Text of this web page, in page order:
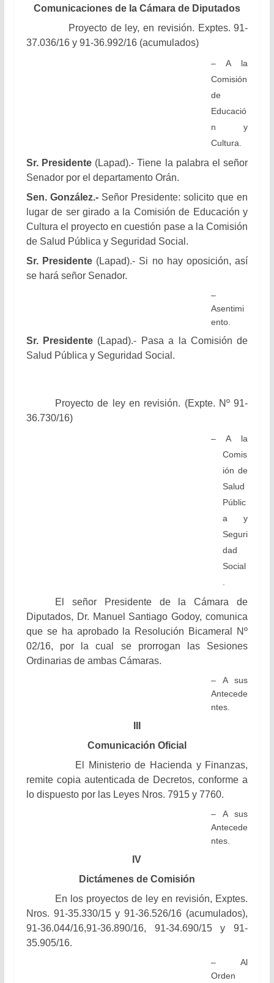
Comunicaciones de la Cámara de Diputados
Proyecto de ley, en revisión. Exptes. 91-
37.036/16 y 91-36.992/16 (acumulados)
– A la
Comisión
de
Educació
n y
Cultura.
Sr. Presidente(Lapad).- Tiene la palabra el señor
Senador por el departamento Orán.
Sen. González.-Señor Presidente: solicito que en
lugar de ser girado a la Comisión de Educación y
Cultura el proyecto en cuestión pase a la Comisión
de Salud Pública y Seguridad Social.
Sr. Presidente(Lapad).- Si no hay oposición, así
se hará señor Senador.
–
Asentimi
ento.
Sr. Presidente (Lapad).- Pasa a la Comisión de
Salud Pública y Seguridad Social.
Proyecto de ley en revisión. (Expte. Nº 91-
36.730/16)
– A la
Comis
ión de
Salud
Públic
a y
Seguri
dad
Social
El señor Presidente de la Cámara de
Diputados, Dr. Manuel Santiago Godoy, comunica
que se ha aprobado la Resolución Bicameral Nº
02/16, por la cual se prorrogan las Sesiones
Ordinarias de ambas Cámaras.
– A sus
Antecede
ntes.
Comunicación Oficial
El Ministerio de Hacienda y Finanzas,
remite copia autenticada de Decretos,conforme a
lo dispuesto por las Leyes Nros. 7915 y 7760.
– A sus
Antecede
ntes.
IV
Dictámenes de Comisión
En los proyectos de ley en revisión, Exptes.
Nros. 91-35.330/15 y 91-36.526/16 (acumulados),
91-36.044/16,91-36.890/16, 91-34.690/15 y91-
35.905/16.
– Al
Orden